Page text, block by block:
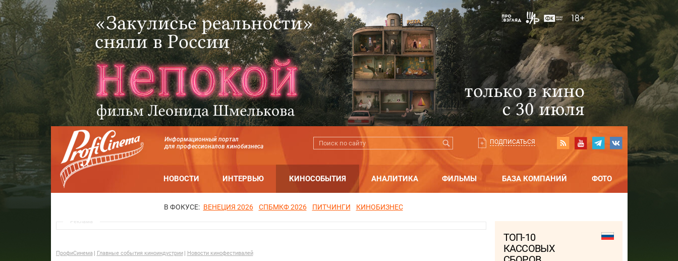
Информационный портал
для профессионалов кинобизнеса
ПОДПИСАТЬСЯ
НОВОСТИ ИНТЕРВЬЮ КИНОСОБЫТИЯ АНАЛИТИКА ФИЛЬМЫ БАЗА КОМПАНИЙ ФОТО
В ФОКУСЕ: ВЕНЕЦИЯ 2026 СПБМКФ 2026 ПИТЧИНГИ КИНОБИЗНЕС
ТОП-10
КАССОВЫХ
Реклама
ПрофиСинема Главные события киноиндустрии Новости кинофестивалей